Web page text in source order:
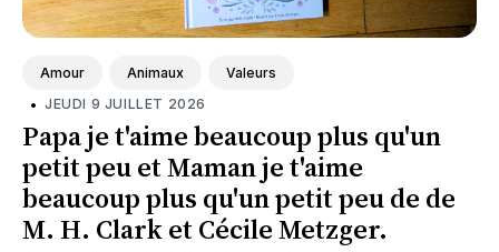
Amour Animaux Valeurs
• JEUDI 9 JUILLET 2026
Papa je t'aime beaucoup plus qu'un
petit peu et Maman je t'aime
beaucoup plus qu'un petit peu de de
M. H. Clark et Cécile Metzger.